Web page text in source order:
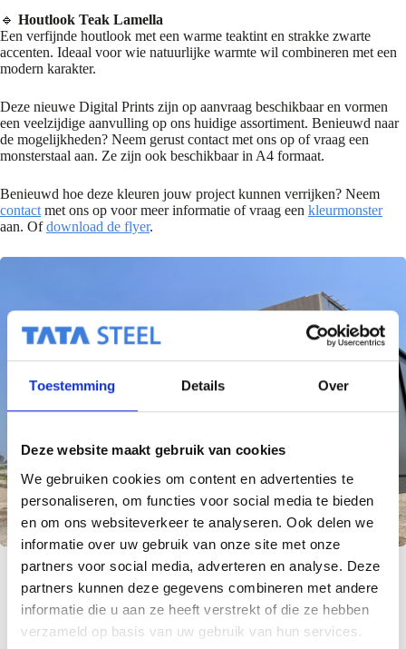
Toestemming Details Over
Deze website maakt gebruik van cookies
We gebruiken cookies om content en advertenties te
personaliseren, om functies voor social media te bieden
en om ons websiteverkeer te analyseren. Ook delen we
informatie over uw gebruik van onze site met onze
partners voor social media, adverteren en analyse. Deze
partners kunnen deze gegevens combineren met andere
informatie die u aan ze heeft verstrekt of die ze hebben
verzameld op basis van uw gebruik van hun services.
🔹 Houtlook Teak Lamella
Een verfijnde houtlook met een warme teaktint en strakke zwarte
accenten. Ideaal voor wie natuurlijke warmte wil combineren met een
modern karakter.
Deze nieuwe Digital Prints zijn op aanvraag beschikbaar en vormen
een veelzijdige aanvulling op ons huidige assortiment. Benieuwd naar
de mogelijkheden? Neem gerust contact met ons op of vraag een
monsterstaal aan. Ze zijn ook beschikbaar in A4 formaat.
Benieuwd hoe deze kleuren jouw project kunnen verrijken? Neem
contact met ons op voor meer informatie of vraag een kleurmonster
aan. Ofdownload de flyer.
Digital Prints:
De mogelijkheden zijn eindeloos
Meer weten over Digital Prints